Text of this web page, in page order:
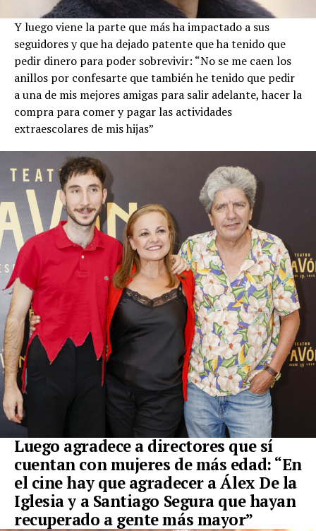
Y luego viene la parte que más ha impactado a sus
seguidores y que ha dejado patente que ha tenido que
pedir dinero para poder sobrevivir: “No se me caen los
anillos por confesarte que también he tenido que pedir
a una de mis mejores amigas para salir adelante, hacer la
compra para comer y pagar las actividades
extraescolares de mis hijas”
Luego agradece a directores que sí
cuentan con mujeres de más edad: “En
el cine hay que agradecer a Álex De la
Iglesia y a Santiago Segura que hayan
recuperado a gente más mayor”